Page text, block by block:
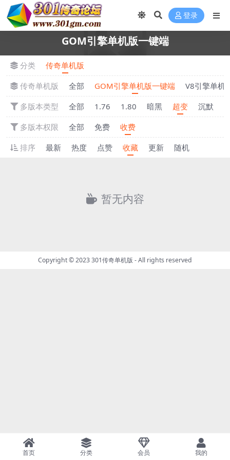
登录
GOM引擎单机版一键端
分类
传奇单机版
传奇单机版
全部 GOM引擎单机版一键端
V8引擎单机
多版本类型
全部 1.76 1.80 暗黑 超变 沉默
多版本权限
全部 免费
收费
排序
最新 热度 点赞 收藏 更新 随机
暂无内容
Copyright © 2023301传奇单机版 - All rights reserved
首页 分类 会员 我的